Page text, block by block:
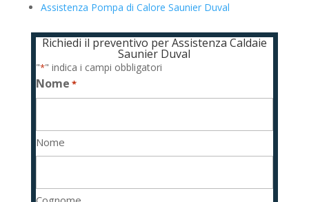
Assistenza Pompa di Calore Saunier Duval
Richiedi il preventivo per Assistenza Caldaie
Saunier Duval
"*" indica i campi obbligatori
Nome *
Nome